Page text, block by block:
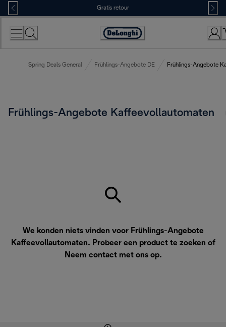
Skip
to
Content
Gratis retour
Accessibility
Spring Deals General Frühlings-Angebote DE Frühlings-Angebote
Frühlings-Angebote Kaffeevollautomaten
We konden niets vinden voor Frühlings-Angebote
Kaffeevollautomaten. Probeer een product te zoeken of
Neem contact met ons op.